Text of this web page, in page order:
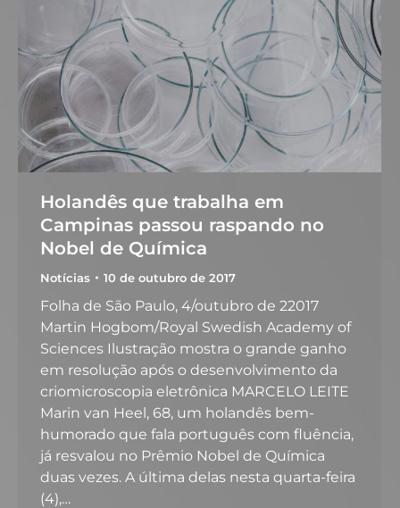
Holandês que trabalha em
Campinas passou raspando no
Nobel de Química
Notícias 10 de outubro de 2017
Folha de São Paulo, 4/outubro de 22017
Martin Hogbom/Royal Swedish Academy of
Sciences Ilustração mostra o grande ganho
em resolução após o desenvolvimento da
criomicroscopia eletrônica MARCELO LEITE
Marin van Heel, 68, um holandês bem-
humorado que fala português com fluência,
já resvalou no Prêmio Nobel de Química
duas vezes. A última delas nesta quarta-feira
(4),…